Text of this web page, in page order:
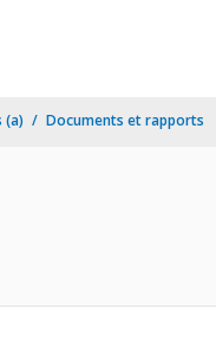
(a) Documents et rapports